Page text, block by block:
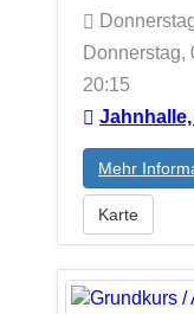
Donnerstag,
20:15
Mehr
Karte